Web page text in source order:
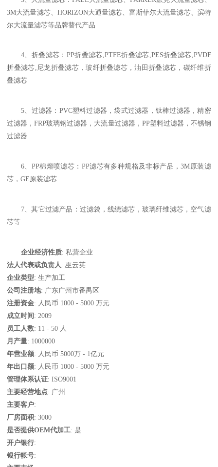
3M大流量滤芯、HORIZON大通量滤芯、富斯菲尔大流量滤芯、滨特
尔大流量滤芯等品牌替代产品
4、折叠滤芯：PP折叠滤芯,PTFE折叠滤芯,PES折叠滤芯,PVDF
折叠滤芯,尼龙折叠滤芯，玻纤折叠滤芯，油田折叠滤芯，碳纤维折
叠滤芯
5、过滤器：PVC塑料过滤器，袋式过滤器，钛棒过滤器，精密
过滤器，FRP玻璃钢过滤器，大流量过滤器，PP塑料过滤器，不锈钢
过滤器
6、PP棉熔喷滤芯：PP滤芯有多种规格及非标产品，3M原装滤
芯，GE原装滤芯
7、其它过滤产品：过滤袋，线绕滤芯，玻璃纤维滤芯，空气滤
芯等
企业经济性质: 私营企业
法人代表或负责人: 巫云英
企业类型: 生产加工
公司注册地: 广东广州市番禺区
注册资金: 人民币 1000 - 5000 万元
成立时间: 2009
员工人数: 11 - 50 人
月产量: 1000000
年营业额: 人民币 5000万 - 1亿元
年出口额: 人民币 1000 - 5000 万元
管理体系认证: ISO9001
主要经营地点: 广州
主要客户:
厂房面积: 3000
是否提供OEM代加工: 是
开户银行:
银行帐号: